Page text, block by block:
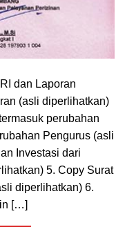
dan Laporan
(asli diperlihatkan)
perubahan
Pengurus (asli
Investasi dari
5. Copy Surat
diperlihatkan) 6.
[…]